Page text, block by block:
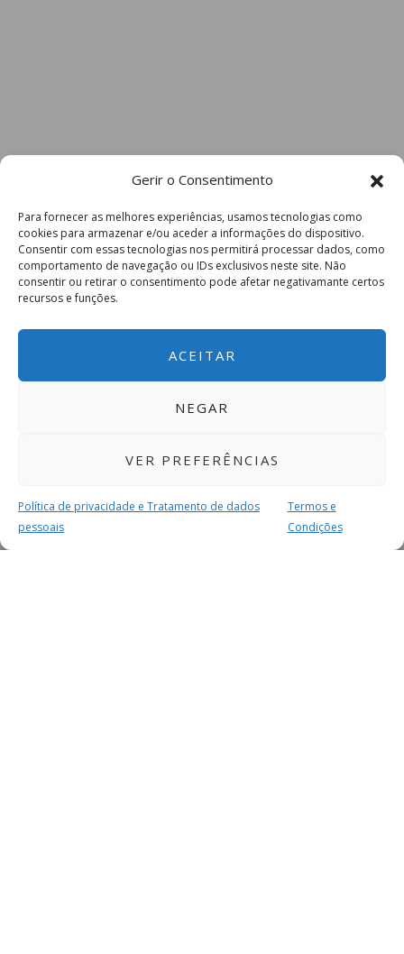
Gerir o Consentimento
Para fornecer as melhores experiências, usamos tecnologias como
cookies para armazenar e/ou aceder a informações do dispositivo.
Consentir com essas tecnologias nos permitirá processar dados, como
comportamento de navegação ou IDs exclusivos neste site. Não
consentir ou retirar o consentimento pode afetar negativamante certos
recursos e funções.
ACEITAR
NEGAR
VER PREFERÊNCIAS
Política de privacidade e Tratamento de dados
pessoais
Termos e
Condições